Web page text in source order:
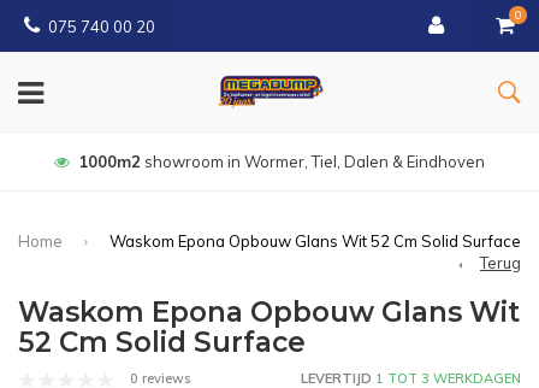
075 740 00 20
0
1000m2 showroom in Wormer, Tiel, Dalen & Eindhoven
Home
Waskom Epona Opbouw Glans Wit 52 Cm Solid Surface
Terug
Waskom Epona Opbouw Glans Wit
52 Cm Solid Surface
0 reviews LEVERTIJD 1 TOT 3 WERKDAGEN